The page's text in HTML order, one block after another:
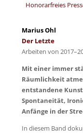
Honorarfreies
Marius Ohl
Der Letzte
Arbeiten von
Mit einer immer
Räumlichkeit
entstandene
Spontaneität,
Anfänge in der
In diesem Band